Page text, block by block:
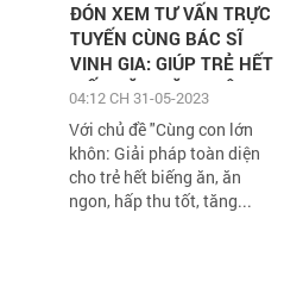
ĐÓN XEM TƯ VẤN TRỰC
TUYẾN CÙNG BÁC SĨ
VINH GIA: GIÚP TRẺ HẾT
BIẾNG ĂN, TĂNG CÂN,
HÀNG NGÀN QUÀ TẶNG
H
04:12 CH 31-05-2023
Với chủ đề "Cùng con lớn
khôn: Giải pháp toàn diện
cho trẻ hết biếng ăn, ăn
ngon, hấp thu tốt, tăng...